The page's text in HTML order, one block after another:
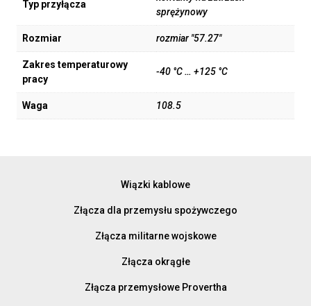
Typ przyłącza
sprężynowy
Rozmiar rozmiar "57.27"
Zakres temperaturowy
pracy
-40 °C … +125 °C
Waga 108.5
Wiązki kablowe
Złącza dla przemysłu spożywczego
Złącza militarne wojskowe
Złącza okrągłe
Złącza przemysłowe Provertha